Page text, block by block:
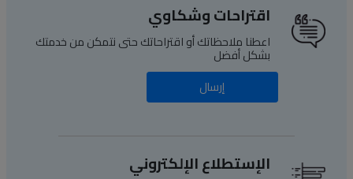
اقتراحات وشكاوي
اعطنا ملاحظاتك أو اقتراحاتك حتى نتمكن من خدمتك
بشكل أفضل
إرسال
الإستطلاع الإلكتروني